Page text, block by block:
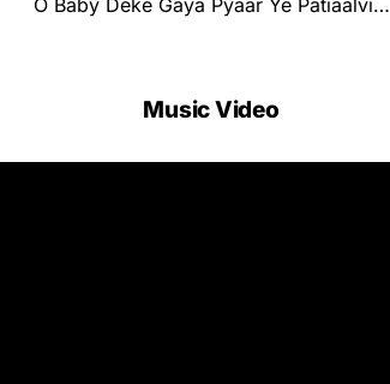
O Baby Deke Gaya Pyaar Ye Patiaalvi…
Music Video